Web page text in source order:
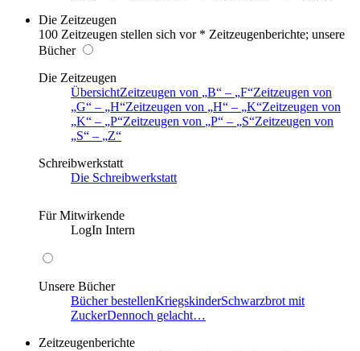
Die Zeitzeugen
100 Zeitzeugen stellen sich vor * Zeitzeugenberichte; unsere
Bücher
Die Zeitzeugen
ÜbersichtZeitzeugen von B – F Zeitzeugen von
G
– H Zeitzeugen von H – K Zeitzeugen von
K
– P Zeitzeugen von P – S Zeitzeugen von
S
–
Z
Schreibwerkstatt
Die Schreibwerkstatt
Für Mitwirkende
LogIn Intern
Unsere Bücher
Bücher bestellenKriegskinderSchwarzbrot mit
ZuckerDennoch gelacht…
Zeitzeugenberichte